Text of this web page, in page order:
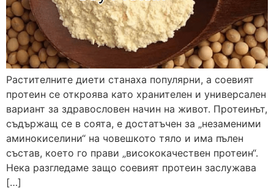
Растителните диети станаха популярни, а соевият
протеин се откроява като хранителен и универсален
вариант за здравословен начин на живот. Протеинът,
съдържащ се в соята, е достатъчен за „незаменими
аминокиселини“ на човешкото тяло и има пълен
състав, което го прави „висококачествен протеин“.
Нека разгледаме защо соевият протеин заслужава
[…]